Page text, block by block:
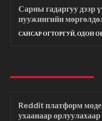
Сарны гадаргуу дээр
пуужингийн
САНСАР ОГТОРГУЙ, ОДОН
Reddit платформ
ухаанаар